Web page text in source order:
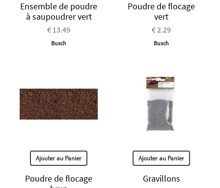
Ensemble de poudre
à saupoudrer vert
€ 13.49
Busch
Poudre de flocage
vert
€ 2.29
Busch
Ajouter au Panier
Poudre de flocage
Ajouter au Panier
Gravillons